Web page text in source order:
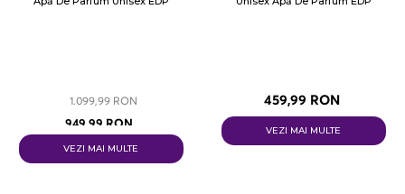
1.099,99 RON
949,99 RON
VEZI MAI MULTE
459,99 RON
VEZI MAI MULTE